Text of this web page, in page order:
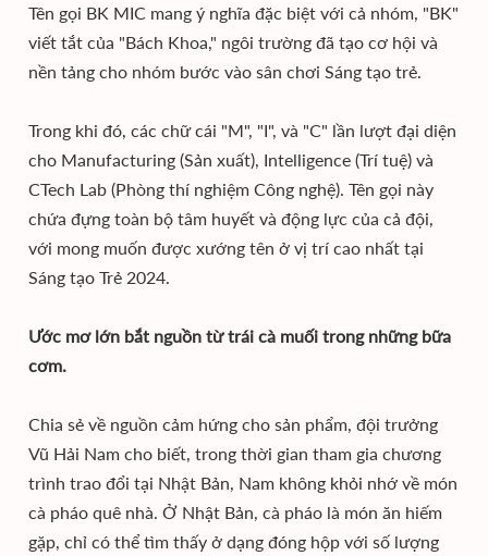
Tên gọi BK MIC mang ý nghĩa đặc biệt với cả nhóm, "BK"
viết tắt của "Bách Khoa," ngôi trường đã tạo cơ hội và
nền tảng cho nhóm bước vào sân chơi Sáng tạo trẻ.
Trong khi đó, các chữ cái "M", "I", và "C" lần lượt đại diện
cho Manufacturing (Sản xuất), Intelligence (Trí tuệ) và
CTech Lab (Phòng thí nghiệm Công nghệ). Tên gọi này
chứa đựng toàn bộ tâm huyết và động lực của cả đội,
với mong muốn được xướng tên ở vị trí cao nhất tại
Sáng tạo Trẻ 2024.
Ước mơ lớn bắt nguồn từ trái cà muối trong những bữa
cơm.
Chia sẻ về nguồn cảm hứng cho sản phẩm, đội trưởng
Vũ Hải Nam cho biết, trong thời gian tham gia chương
trình trao đổi tại Nhật Bản, Nam không khỏi nhớ về món
cà pháo quê nhà. Ở Nhật Bản, cà pháo là món ăn hiếm
gặp, chỉ có thể tìm thấy ở dạng đóng hộp với số lượng